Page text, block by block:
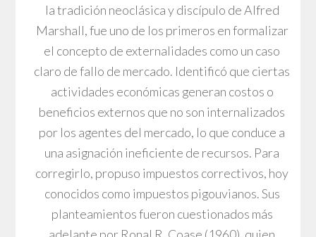
la tradición neoclásica y discípulo de Alfred
Marshall, fue uno de los primeros en formalizar
el concepto de externalidades como un caso
claro de fallo de mercado. Identificó que ciertas
actividades económicas generan costos o
beneficios externos que no son internalizados
por los agentes del mercado, lo que conduce a
una asignación ineficiente de recursos. Para
corregirlo, propuso impuestos correctivos, hoy
conocidos como impuestos pigouvianos. Sus
planteamientos fueron cuestionados más
adelante por Ronal R. Coase (1960), quien